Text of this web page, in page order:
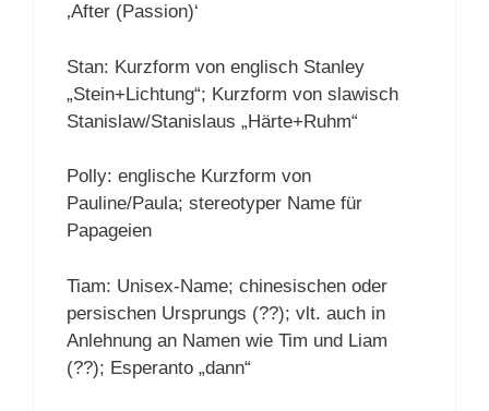
‚After (Passion)‘
Stan: Kurzform von englisch Stanley
„Stein+Lichtung“; Kurzform von slawisch
Stanislaw/Stanislaus „Härte+Ruhm“
Polly: englische Kurzform von
Pauline/Paula; stereotyper Name für
Papageien
Tiam: Unisex-Name; chinesischen oder
persischen Ursprungs (??); vlt. auch in
Anlehnung an Namen wie Tim und Liam
(??); Esperanto „dann“